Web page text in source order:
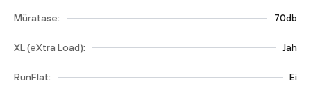
Müratase: 70db
XL (eXtra Load): Jah
RunFlat: Ei